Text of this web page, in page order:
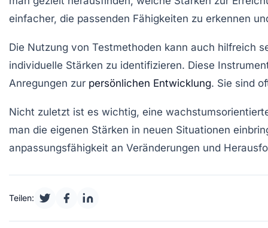
einfacher, die passenden Fähigkeiten zu erkennen
Die Nutzung von Testmethoden kann auch hilfreich
individuelle Stärken zu identifizieren. Diese
Anregungen zur persönlichen Entwicklung. Sie sind
Nicht zuletzt ist es wichtig, eine
man die eigenen Stärken in neuen Situationen
anpassungsfähigkeit an Veränderungen und
Teilen: